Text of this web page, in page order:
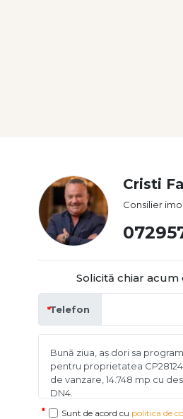
Cristi
Consilier
Solicită chiar acum
Telefon
Sunt de acord cu politica de